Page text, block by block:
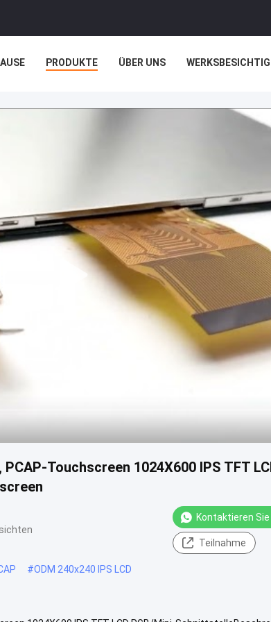
PRODUKTE ÜBER UNS
Touchscreen 1024X600 IPS TFT
Kontaktieren
Teilnahme
#ODM 240x240 IPS LCD